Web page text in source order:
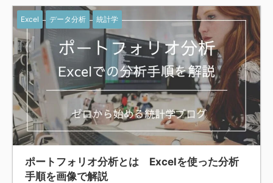
Excel データ分析 統計学
ポートフォリオ分析とは Excelを使った分析
手順を画像で解説